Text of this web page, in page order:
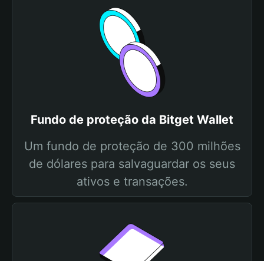
Fundo de proteção da Bitget Wallet
Um fundo de proteção de 300 milhões
de dólares para salvaguardar os seus
ativos e transações.